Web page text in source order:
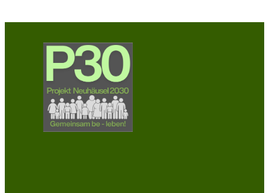
Inhalt